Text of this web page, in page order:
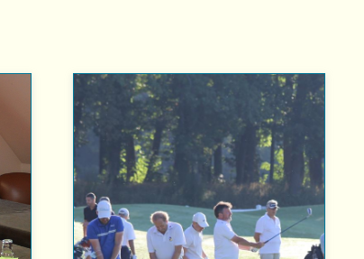
Associations ou CE, organisez
vos compétitions, repas ou
bénéficiez de green fees à tarif
spéciaux